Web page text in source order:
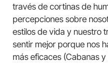
través de cortinas de
percepciones sobre
estilos de vida y nuestro
sentir mejor porque nos
más eficaces (Cabanas y